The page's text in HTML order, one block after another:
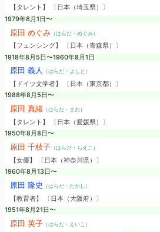
【タレント】 〔日本（埼玉県）〕
1979年8月1日〜
原田 めぐみ（はらだ・めぐみ）
【フェンシング】 〔日本（青森県）〕
1918年8月5日〜1960年8月1日
原田 義人 （はらだ・よしと）
【ドイツ文学者】 〔日本（東京都）〕
1988年8月5日〜
原田 真緒（はらだ・まお）
【タレント】 〔日本（愛媛県）〕
1950年8月8日〜
原田 千枝子（はらだ・ちえこ）
【女優】 〔日本（神奈川県）〕
1960年8月13日〜
原田 隆史 （はらだ・たかし）
【教育者】 〔日本（大阪府）〕
1951年8月21日〜
原田 英子（はらだ・えいこ）